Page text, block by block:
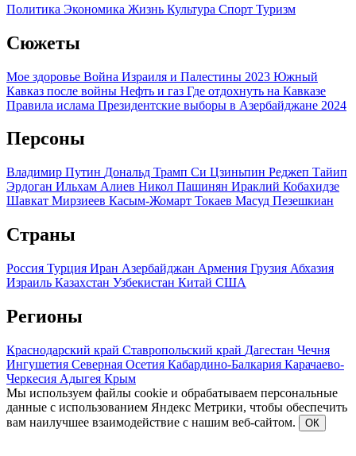
Политика Экономика Жизнь Культура Спорт Туризм
Сюжеты
Мое здоровье Война Израиля и Палестины 2023 Южный
Кавказ после войны Нефть и газ Где отдохнуть на Кавказе
Правила ислама Президентские выборы в Азербайджане 2024
Персоны
Владимир Путин Дональд Трамп Си Цзиньпин Реджеп Тайип
Эрдоган Ильхам Алиев Никол Пашинян Ираклий Кобахидзе
Шавкат Мирзиеев Касым-Жомарт Токаев Масуд Пезешкиан
Страны
Россия Турция Иран Азербайджан Армения Грузия Абхазия
Израиль Казахстан Узбекистан Китай США
Регионы
Краснодарский край Ставропольский край Дагестан Чечня
Ингушетия Северная Осетия Кабардино-Балкария Карачаево-
Черкесия Адыгея Крым
Мы используем файлы cookie и обрабатываем персональные
данные с использованием Яндекс Метрики, чтобы обеспечить
вам наилучшее взаимодействие с нашим веб-сайтом.
ОК